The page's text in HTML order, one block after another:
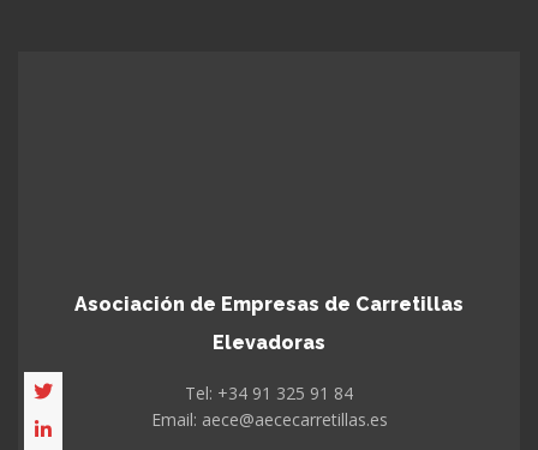
Asociación de Empresas de Carretillas
Elevadoras
Tel: +34 91 325 91 84
Email: aece@aececarretillas.es